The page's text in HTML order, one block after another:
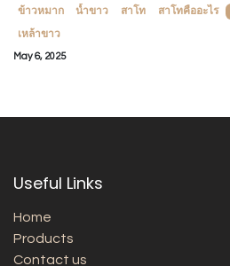
ข้าวหมาก น้ำขาว สาโท สาโทคืออะไร
เหล้าขาว
May 6, 2025
Useful Links
Home
Products
Contact us